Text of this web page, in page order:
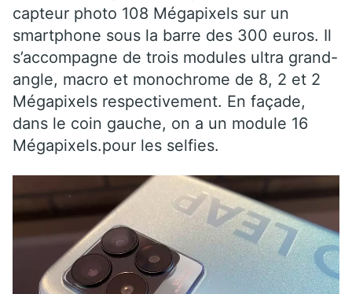
capteur photo 108 Mégapixels sur un
smartphone sous la barre des 300 euros. Il
s’accompagne de trois modules ultra grand-
angle, macro et monochrome de 8, 2 et 2
Mégapixels respectivement. En façade,
dans le coin gauche, on a un module 16
Mégapixels.pour les selfies.